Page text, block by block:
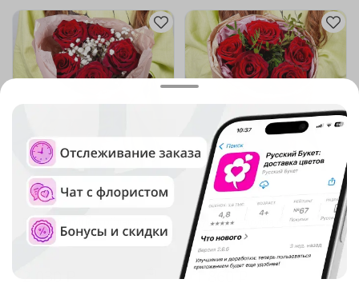
5(861)
Букет "Сердце в облаках"
В наличии
(819)
Букет "Мелодия сердца"
В наличии
1 860 ₽